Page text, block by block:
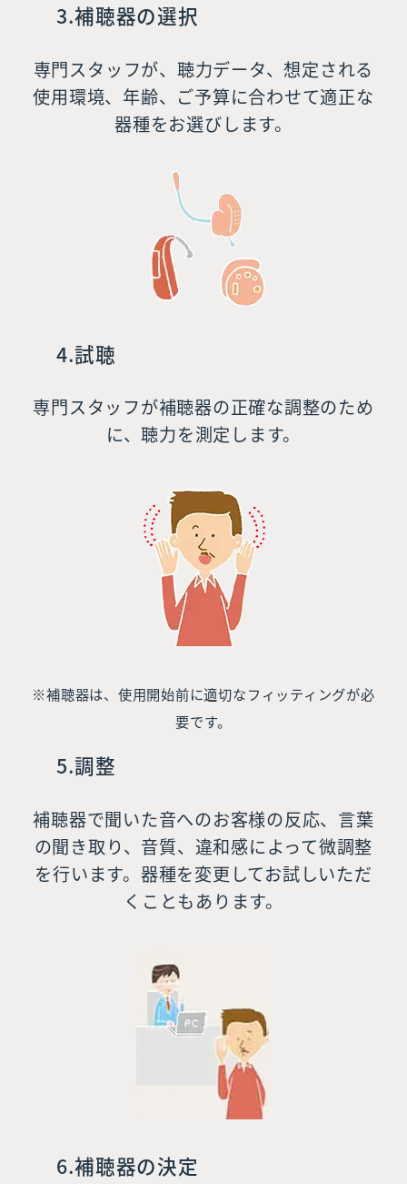
3.補聴器の選択
専門スタッフが、聴力データ、想定される
使用環境、年齢、ご予算に合わせて適正な
器種をお選びします。
4.試聴
専門スタッフが補聴器の正確な調整のため
に、聴力を測定します。
※補聴器は、使用開始前に適切なフィッティングが必
要です。
5.調整
補聴器で聞いた音へのお客様の反応、言葉
の聞き取り、音質、違和感によって微調整
を行います。器種を変更してお試しいただ
くこともあります。
6.補聴器の決定